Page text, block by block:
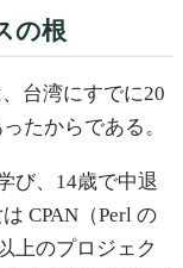
の根
台湾にすでに20
たからである。
び、14歳で中退
CPAN（Perl の
上のプロジェク